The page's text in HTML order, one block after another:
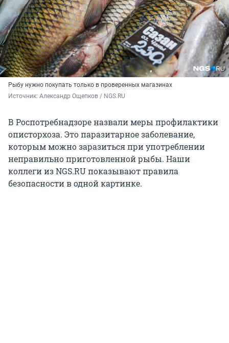
Рыбу нужно покупать только в проверенных магазинах
Источник: Александр Ощепков / NGS.RU
В Роспотребнадзоре назвали меры профилактики
описторхоза. Это паразитарное заболевание,
которым можно заразиться при употреблении
неправильно приготовленной рыбы. Наши
коллеги из NGS.RU показывают правила
безопасности в одной картинке.